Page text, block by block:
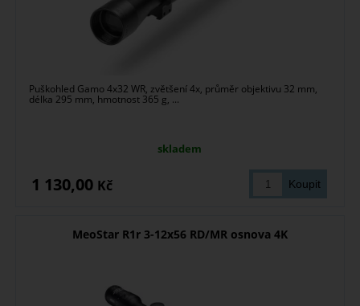
Puškohled Gamo 4x32 WR, zvětšení 4x, průměr objektivu 32 mm,
délka 295 mm, hmotnost 365 g, ...
skladem
1 130,00 Kč
MeoStar R1r 3-12x56 RD/MR osnova 4K